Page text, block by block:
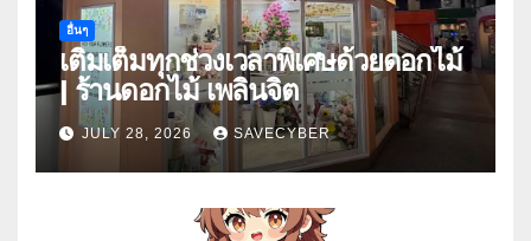
อื่นๆ
เติมเต็มทุกช่วงเวลาพิเศษด้วยดอกไม้
| ร้านดอกไม้ เพลินจิต
JULY 28, 2026 SAVECYBER